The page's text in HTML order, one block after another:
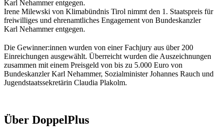
Irene Milewski von Klimabündnis Tirol nimmt den 1. Staatspreis für
freiwilliges und ehrenamtliches Engagement von Bundeskanzler
Karl Nehammer entgegen.
Die Gewinner:innen wurden von einer Fachjury aus über 200
Einreichungen ausgewählt. Überreicht wurden die Auszeichnungen
zusammen mit einem Preisgeld von bis zu 5.000 Euro von
Bundeskanzler Karl Nehammer, Sozialminister Johannes Rauch und
Jugendstaatssekretärin Claudia Plakolm.
Über DoppelPlus